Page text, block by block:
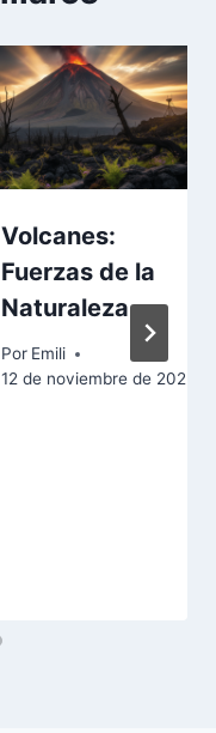
Volcanes:
Fuerzas de la
Naturaleza
Por Emili
12 de noviembre de 2025